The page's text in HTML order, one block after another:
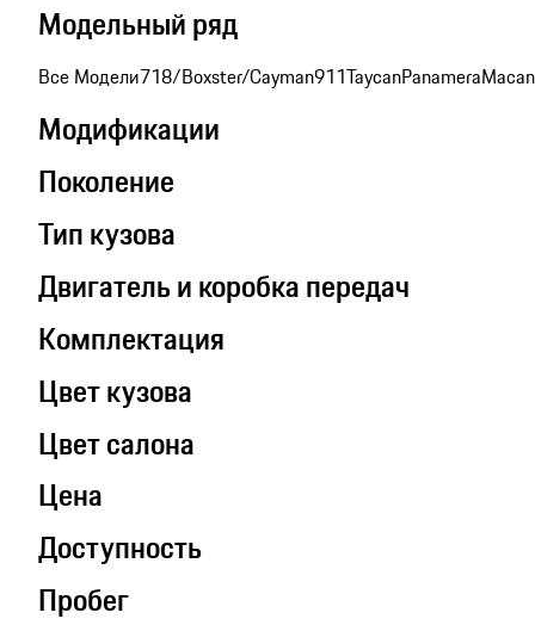
Модельный ряд
Все Модели718/Boxster/Cayman911TaycanPanameraMacan
Модификации
Поколение
Тип кузова
Двигатель и коробка передач
Комплектация
Цвет кузова
Цвет салона
Цена
Доступность
Пробег